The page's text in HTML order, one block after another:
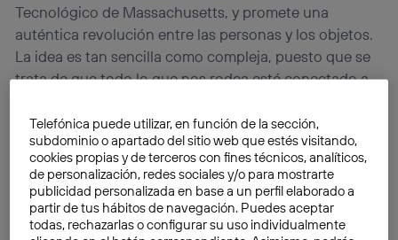
Tecnológico de Massachusetts, y promete una
auténtica revolución entre las personas y los objetos.
La idea es tan sencilla como compleja, puesto que se
trata de que todo lo que nos rodea esté conectado a
cotidianos como una nevera o un inodoro, podremos
conocer información al instante sobre estos aparatos
y su utilización en nuestra vida doméstica.
La importancia del Internet de las cosas es tal que
algunasestimacionespredicen que en 2020,una
Telefónica puede utilizar, en función de la sección,
subdominio o apartado del sitio web que estés visitando,
cookies propias y de terceros con fines técnicos, analíticos,
de personalización, redes sociales y/o para mostrarte
publicidad personalizada en base a un perfil elaborado a
partir de tus hábitos de navegación. Puedes aceptar
todas, rechazarlas o configurar su uso individualmente